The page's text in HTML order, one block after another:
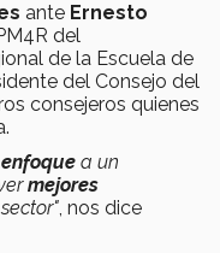
ante Ernesto
del
de la Escuela de
del Consejo del
consejeros quienes
enfoque a un
mejores
, nos dice